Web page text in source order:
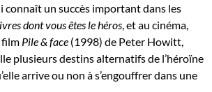
connaît un succès important dans les
dont vous êtes le héros , et au cinéma,
film Pile & face (1998) de Peter Howitt,
plusieurs destins alternatifs de l’héroïne
arrive ou non à s’engouffrer dans une